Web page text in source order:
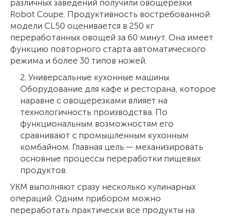
различных заведений получили овощерезки
Robot Coupe. Продуктивность востребованной
модели CL50 оценивается в 250 кг
переработанных овощей за 60 минут. Она имеет
функцию повторного старта автоматического
режима и более 30 типов ножей.
2. Универсальные кухонные машины.
Оборудование для кафе и ресторана, которое
наравне с овощерезками влияет на
технологичность производства. По
функциональным возможностям его
сравнивают с промышленным кухонным
комбайном. Главная цель — механизировать
основные процессы переработки пищевых
продуктов.
УКМ выполняют сразу несколько кулинарных
операций. Одним прибором можно
переработать практически все продукты на